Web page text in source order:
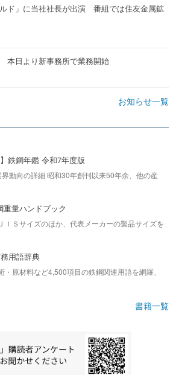
ド」に当社社長が出演 番組では住友金属鉱
本日より新事務所で業務開始
お知らせ一覧
】鉄鋼年鑑 令和7年度版
動向の詳細 昭和30年創刊以来50年余、他の産
重量ハンドブック
ＩＳサイズのほか、代表メーカーの製品サイズを
用語辞典
・原材料など4,500項目の鉄鋼関連用語を網羅、
書籍一覧